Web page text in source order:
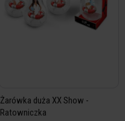
Żarówka duża XX Show -
Ratowniczka